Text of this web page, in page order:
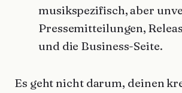
musikspezifisch, aber
Pressemitteilungen,
und die Business-Seite.
Es geht nicht darum, deinen